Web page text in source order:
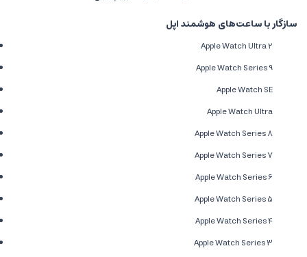
سازگار با ساعت‌های هوشمند اپل
Apple Watch Ultra 2
Apple Watch Series 9
Apple Watch SE
Apple Watch Ultra
Apple Watch Series 8
Apple Watch Series 7
Apple Watch Series 6
Apple Watch Series 5
Apple Watch Series 4
Apple Watch Series 3